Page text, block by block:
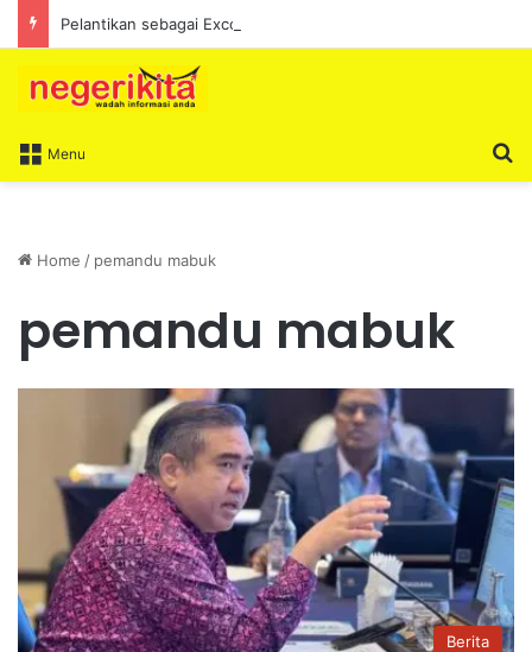
Menu
Home / pemandu mabuk
pemandu mabuk
Berita